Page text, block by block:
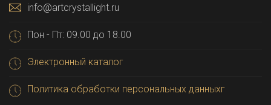
info@artcrystallight.ru
Пон - Пт: 09.00 до 18.00
Электронный каталог
Политика обработки персональных данныхг